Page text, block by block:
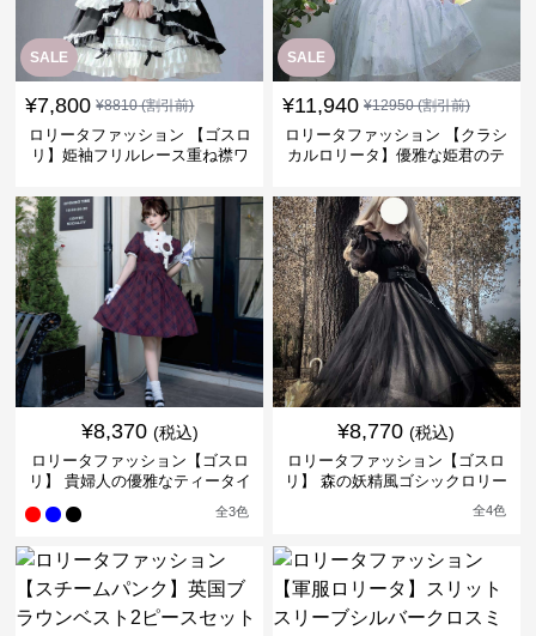
SALE
¥7,800 ¥8810(割引前)
ロリータファッション 【ゴスロ
リ】姫袖フリルレース重ね襟ワ
SALE
¥11,940 ¥12950(割引前)
ロリータファッション 【クラシ
カルロリータ】優雅な姫君のテ
¥8,370 (税込)
ロリータファッション【ゴスロ
リ】 貴婦人の優雅なティータイ
全3色
¥8,770 (税込)
ロリータファッション【ゴスロ
リ】 森の妖精風ゴシックロリー
全4色